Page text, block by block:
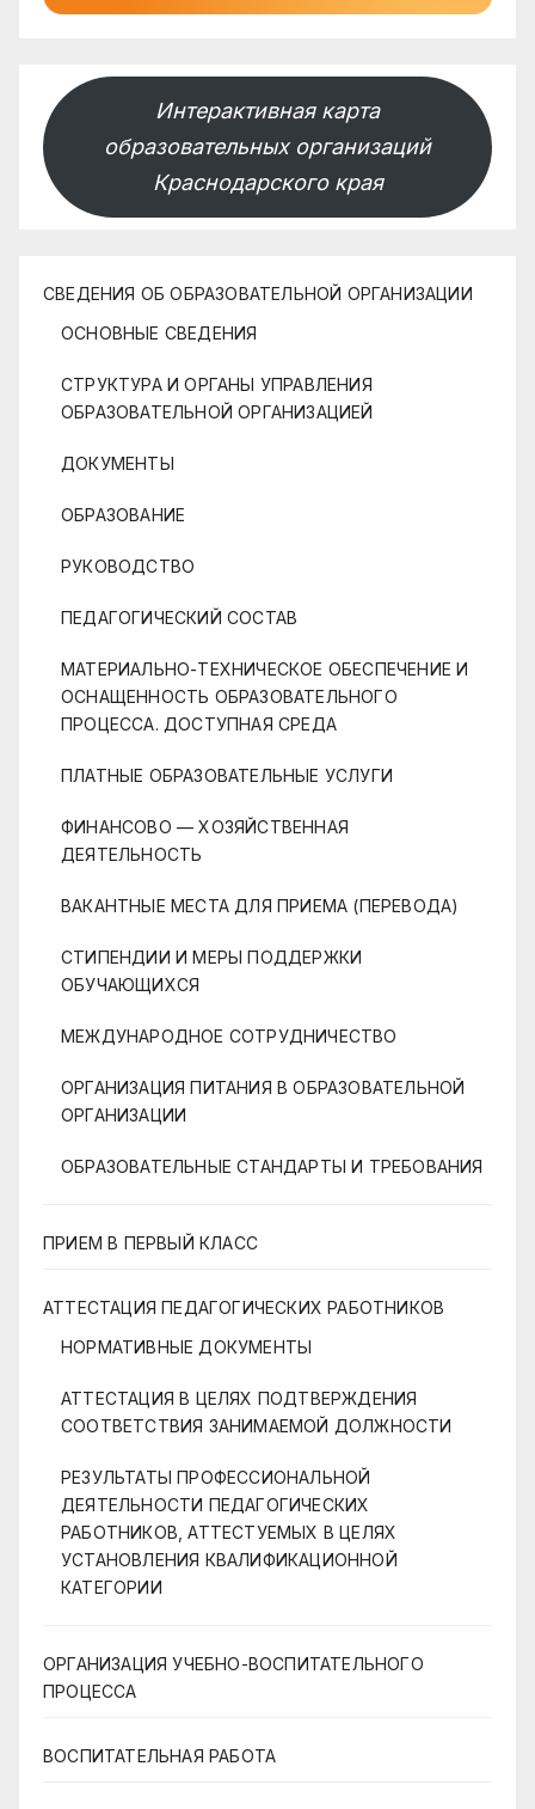
Интерактивная карта
образовательных организаций
Краснодарского края
СВЕДЕНИЯ ОБ ОБРАЗОВАТЕЛЬНОЙ ОРГАНИЗАЦИИ
ОСНОВНЫЕ СВЕДЕНИЯ
СТРУКТУРА И ОРГАНЫ УПРАВЛЕНИЯ
ОБРАЗОВАТЕЛЬНОЙ ОРГАНИЗАЦИЕЙ
ДОКУМЕНТЫ
ОБРАЗОВАНИЕ
РУКОВОДСТВО
ПЕДАГОГИЧЕСКИЙ СОСТАВ
МАТЕРИАЛЬНО-ТЕХНИЧЕСКОЕ ОБЕСПЕЧЕНИЕ И
ОСНАЩЕННОСТЬ ОБРАЗОВАТЕЛЬНОГО
ПРОЦЕССА. ДОСТУПНАЯ СРЕДА
ПЛАТНЫЕ ОБРАЗОВАТЕЛЬНЫЕ УСЛУГИ
ФИНАНСОВО — ХОЗЯЙСТВЕННАЯ
ДЕЯТЕЛЬНОСТЬ
ВАКАНТНЫЕ МЕСТА ДЛЯ ПРИЕМА (ПЕРЕВОДА)
СТИПЕНДИИ И МЕРЫ ПОДДЕРЖКИ
ОБУЧАЮЩИХСЯ
МЕЖДУНАРОДНОЕ СОТРУДНИЧЕСТВО
ОРГАНИЗАЦИЯ ПИТАНИЯ В ОБРАЗОВАТЕЛЬНОЙ
ОРГАНИЗАЦИИ
ОБРАЗОВАТЕЛЬНЫЕ СТАНДАРТЫ И ТРЕБОВАНИЯ
ПРИЕМ В ПЕРВЫЙ КЛАСС
АТТЕСТАЦИЯ ПЕДАГОГИЧЕСКИХ РАБОТНИКОВ
НОРМАТИВНЫЕ ДОКУМЕНТЫ
АТТЕСТАЦИЯ В ЦЕЛЯХ ПОДТВЕРЖДЕНИЯ
СООТВЕТСТВИЯ ЗАНИМАЕМОЙ ДОЛЖНОСТИ
РЕЗУЛЬТАТЫ ПРОФЕССИОНАЛЬНОЙ
ДЕЯТЕЛЬНОСТИ ПЕДАГОГИЧЕСКИХ
РАБОТНИКОВ, АТТЕСТУЕМЫХ В ЦЕЛЯХ
УСТАНОВЛЕНИЯ КВАЛИФИКАЦИОННОЙ
КАТЕГОРИИ
ОРГАНИЗАЦИЯ УЧЕБНО-ВОСПИТАТЕЛЬНОГО
ПРОЦЕССА
ВОСПИТАТЕЛЬНАЯ РАБОТА